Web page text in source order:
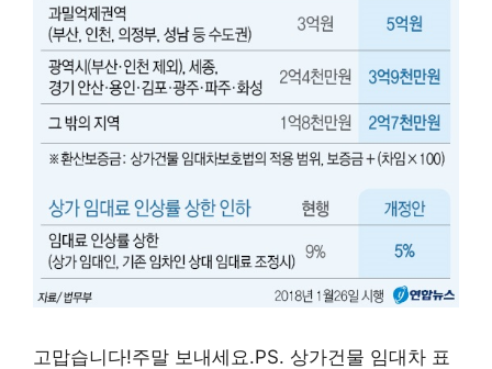
고맙습니다!주말 보내세요.PS. 상가건물 임대차 표